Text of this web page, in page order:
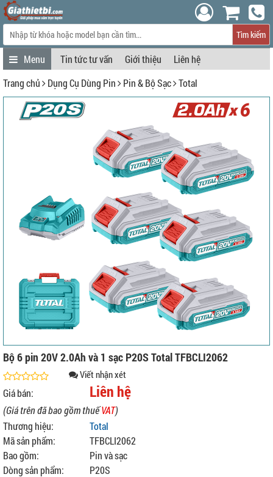
Tìm kiếm
Tin tức tư vấn Giới thiệu
Liên hệ
Trang chủ
Dụng Cụ Dùng Pin Pin & Bộ Sạc Total
Bộ 6 pin 20V 2.0Ah và 1 sạc P20S Total TFBCLI2062
Viết nhận xét
Giá bán: Liên hệ
(Giá trên đã bao gồm thuếVAT)
Thương hiệu:
Total
Mã sản phẩm:
TFBCLI2062
Bao gồm:
Pin và sạc
Dòng sản phẩm:
P20S